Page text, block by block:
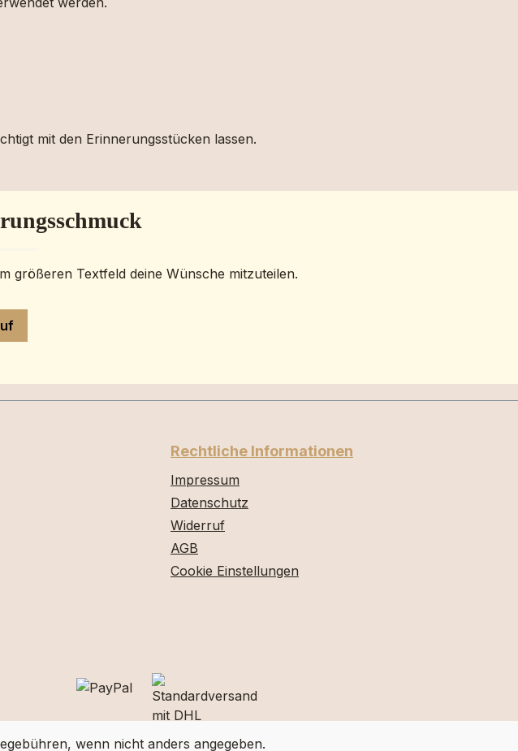
mit den Erinnerungsstücken lassen.
größeren Textfeld deine Wünsche mitzuteilen.
Rechtliche Informationen
Impressum
Datenschutz
Widerruf
AGB
Cookie Einstellungen
wenn nicht anders angegeben.